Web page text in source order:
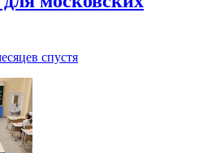
спустя